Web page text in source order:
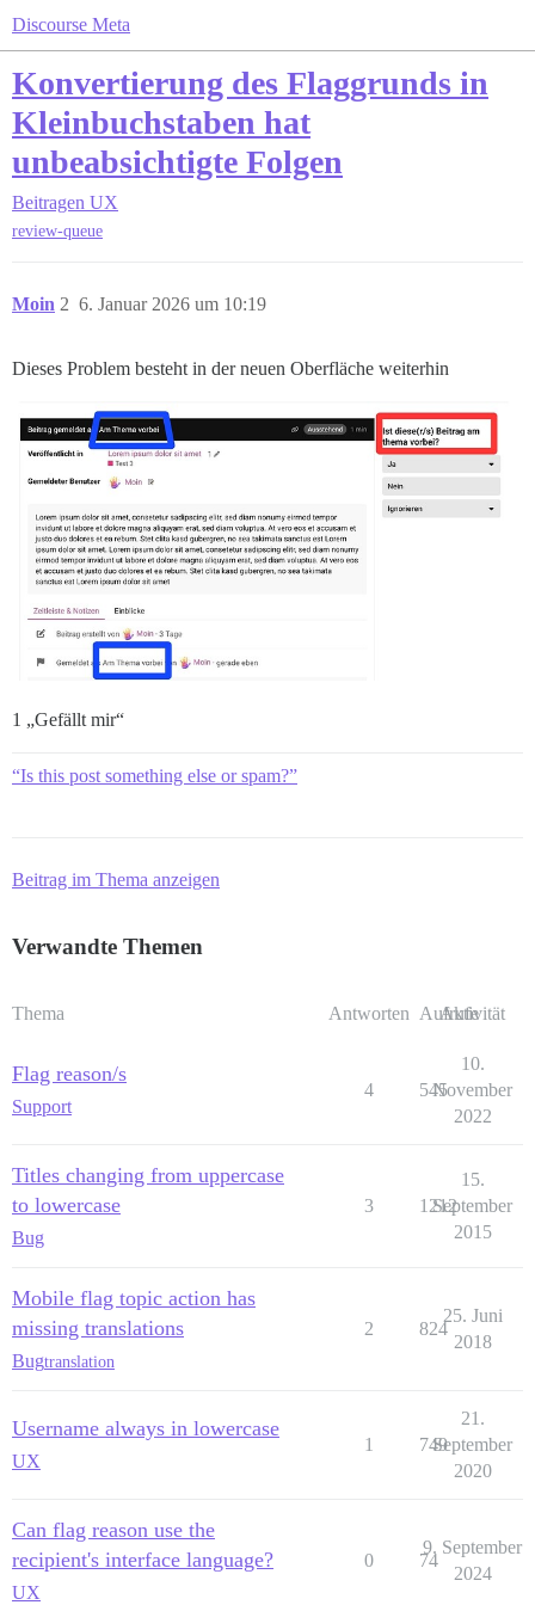
Discourse Meta
Konvertierung des Flaggrunds in
Kleinbuchstaben hat
unbeabsichtigte Folgen
Beitragen UX
review-queue
Moin 6. Januar 2026 um 10:19
2
Dieses Problem besteht in der neuen Oberfläche weiterhin
1 „Gefällt mir“
“Is this post something else or spam?”
Beitrag im Thema anzeigen
Verwandte Themen
Thema Antworten Aufrufe
Aktivität
Flag reason/s
Support
4 545
10.
November
2022
Titles changing from uppercase
to lowercase
Bug
3 1212
15.
September
2015
Mobile flag topic action has
missing translations
Bugtranslation
2 824
25. Juni
2018
Username always in lowercase
UX
1 749
21.
September
2020
Can flag reason use the
recipient's interface language?
UX
0 74
9. September
2024